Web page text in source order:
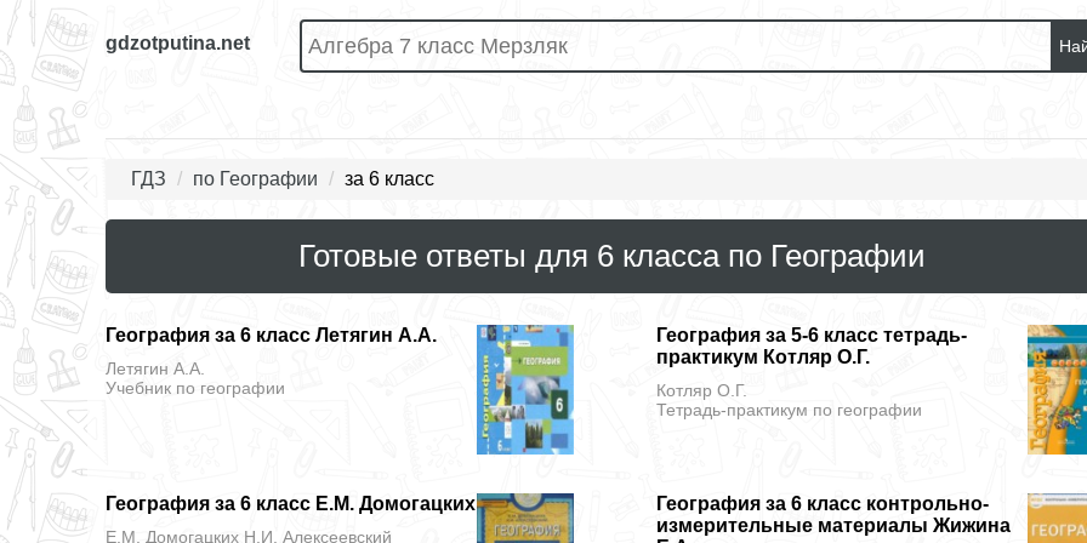
gdzotputina.net
ГДЗ по Географии за 6 класс
Готовые ответы для 6 класса по Географии
География за 6 класс Летягин А.А.
Летягин А.А.
Учебник по географии
География за 5-6 класс тетрадь-
практикум Котляр О.Г.
Котляр О.Г.
Тетрадь-практикум по географии
География за 6 класс Е.М. Домогацких
Е.М. Домогацких Н.И. Алексеевский
География за 6 класс контрольно-
измерительные материалы Жижина